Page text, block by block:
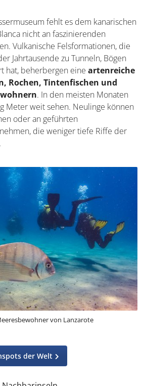
fehlt es dem kanarischen
nicht an faszinierenden
Vulkanische Felsformationen, die
Jahrtausende zu Tunneln, Bögen
hat, beherbergen eineartenreiche
Rochen, Tintenfischen und
. In den meisten Monaten
Meter weit sehen. Neulinge können
oder an geführten
die weniger tiefe Riffe der
von Lanzarote
der Welt